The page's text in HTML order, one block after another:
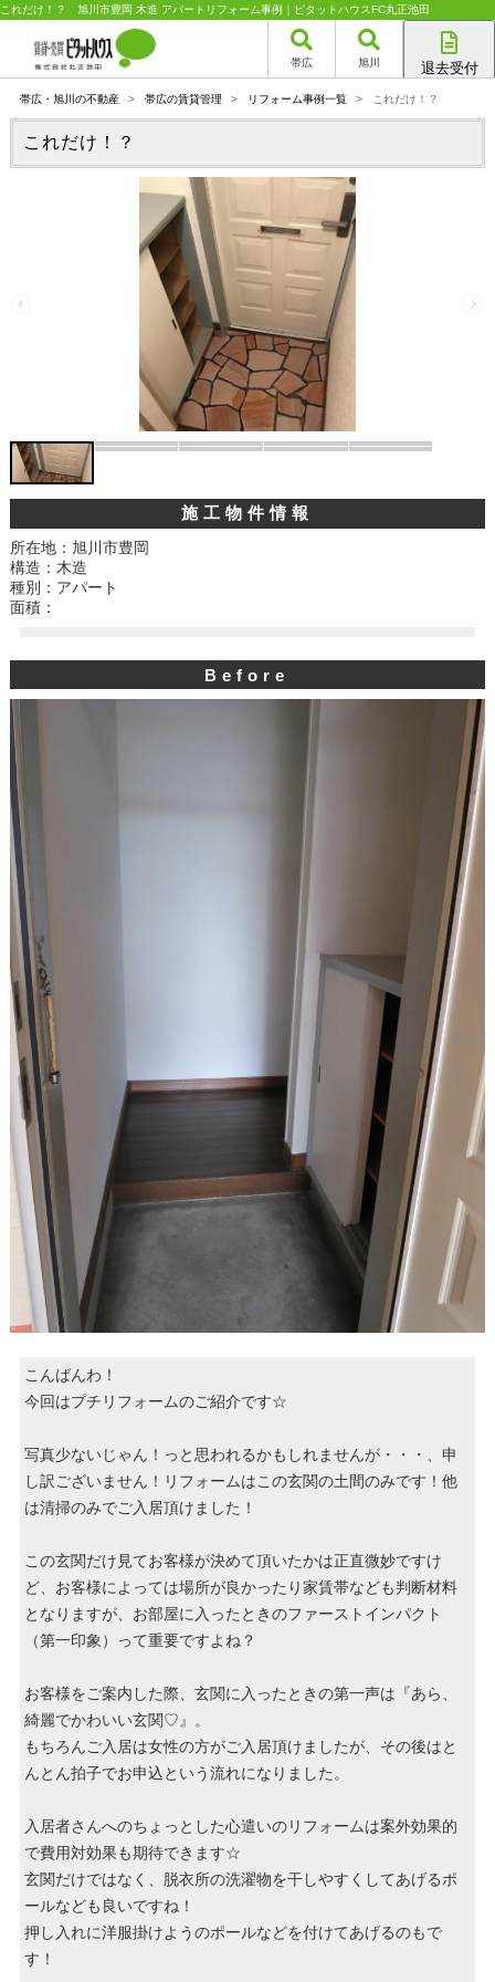
これだけ！？ 旭川市豊岡 木造 アパートリフォーム事例｜ピタットハウスFC丸正池田
帯広 旭川 退去受付
旭川店
帯広・旭川の不動産 > 帯広の賃貸管理 > リフォーム事例一覧 > これだけ！？
これだけ！？
施工物件情報
所在地：旭川市豊岡
構造：木造
種別：アパート
面積：
Before
こんばんわ！
今回はプチリフォームのご紹介です☆
写真少ないじゃん！っと思われるかもしれませんが・・・、申
し訳ございません！リフォームはこの玄関の土間のみです！他
は清掃のみでご入居頂けました！
この玄関だけ見てお客様が決めて頂いたかは正直微妙ですけ
ど、お客様によっては場所が良かったり家賃帯なども判断材料
となりますが、お部屋に入ったときのファーストインパクト
（第一印象）って重要ですよね？
お客様をご案内した際、玄関に入ったときの第一声は『あら、
綺麗でかわいい玄関♡』。
もちろんご入居は女性の方がご入居頂けましたが、その後はと
んとん拍子でお申込という流れになりました。
入居者さんへのちょっとした心遣いのリフォームは案外効果的
で費用対効果も期待できます☆
玄関だけではなく、脱衣所の洗濯物を干しやすくしてあげるポ
ールなども良いですね！
押し入れに洋服掛けようのポールなどを付けてあげるのもで
す！